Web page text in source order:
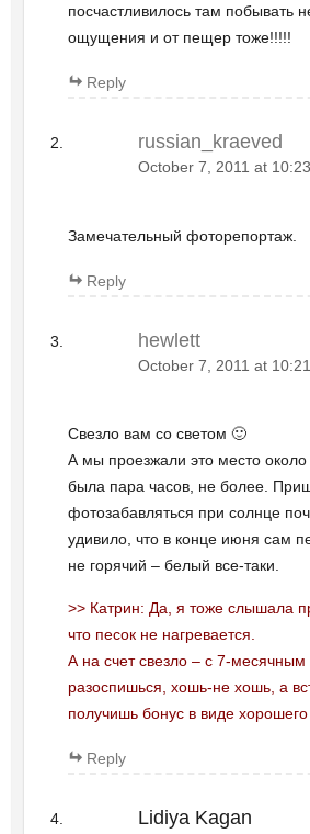
посчастливилось там побывать
ощущения и от пещер тоже!!!!!
Reply
russian_kraeved
October 7, 2011 at
Замечательный фоторепортаж.
Reply
hewlett
October 7, 2011 at
Свезло вам со светом 🙂
А мы проезжали это место
была пара часов, не более.
фотозабавляться при солнце
удивило, что в конце июня сам
не горячий – белый все-таки.
>> Катрин: Да, я тоже слышала
что песок не нагревается.
А на счет свезло – с 7-
разоспишься, хошь-не хошь, а
получишь бонус в виде хорошего
Reply
Lidiya Kagan